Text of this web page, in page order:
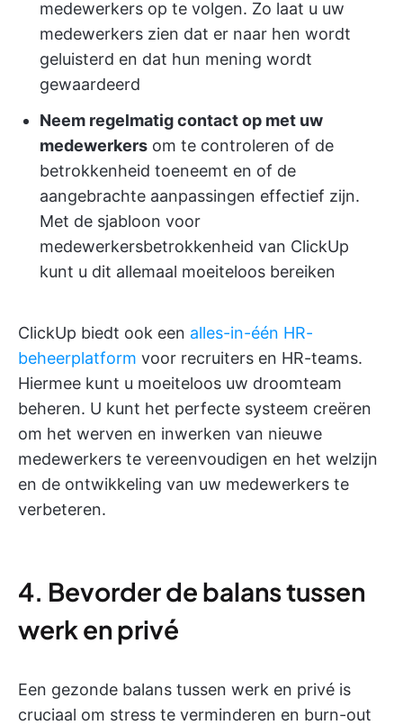
medewerkers op te volgen. Zo laat u uw
medewerkers zien dat er naar hen wordt
geluisterd en dat hun mening wordt
gewaardeerd
Neem regelmatig contact op met uw
medewerkers om te controleren of de
betrokkenheid toeneemt en of de
aangebrachte aanpassingen effectief zijn.
Met de sjabloon voor
medewerkersbetrokkenheid van ClickUp
kunt u dit allemaal moeiteloos bereiken
ClickUp biedt ook een alles-in-één HR-
beheerplatform voor recruiters en HR-teams.
Hiermee kunt u moeiteloos uw droomteam
beheren. U kunt het perfecte systeem creëren
om het werven en inwerken van nieuwe
medewerkers te vereenvoudigen en het welzijn
en de ontwikkeling van uw medewerkers te
verbeteren.
4. Bevorder de balans tussen
werk en privé
Een gezonde balans tussen werk en privé is
cruciaal om stress te verminderen en burn-out